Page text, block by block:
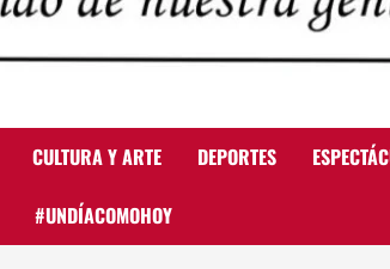
CULTURA Y ARTE DEPORTES
#UNDÍACOMOHOY